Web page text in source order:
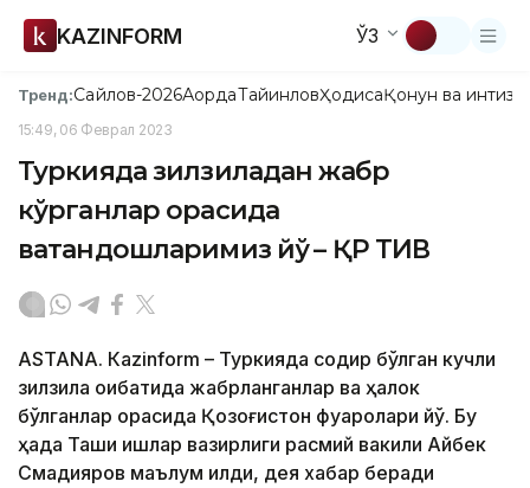
KAZINFORM ЎЗ
Тренд:Сайлов-2026АқордаТайинловҲодисаҚонун ва
15:49, 06 Феврал 2023
Туркияда зилзиладан жабр
кўрганлар орасида
ватандошларимиз йўқ – ҚР ТИВ
ASTANА. Кazinform – Туркияда содир бўлган кучли
зилзила оқибатида жабрланганлар ва ҳалок
бўлганлар орасида Қозоғистон фуқаролари йўқ. Бу
ҳақда Ташқи ишлар вазирлиги расмий вакили Айбек
Смадияров маълум қилди, дея хабар беради